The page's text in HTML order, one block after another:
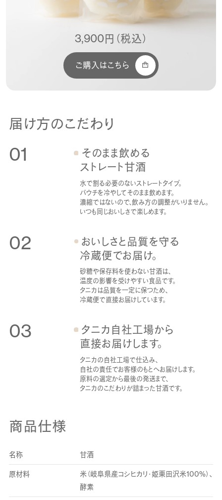
3,900円（税込）
ご購入はこちら
届け方のこだわり
01
そのまま飲める
ストレート甘酒
水で割る必要のないストレートタイプ。
パウチを冷やしてそのまま飲めます。
濃縮ではないので、飲み方の調整がいりません。
いつも同じおいしさで楽しめます。
02 おいしさと品質を守る
冷蔵便でお届け。
砂糖や保存料を使わない甘酒は、
温度の影響を受けやすい食品です。
タニカは品質を一定に保つため、
冷蔵便で直接お届けしています。
03
タニカ自社工場から
直接お届けします。
タニカの自社工場で仕込み、
自社の責任でお客様のもとへお届けします。
原料の選定から最後の発送まで、
タニカのこだわりが詰まった甘酒です。
商品仕様
名称 甘酒
原材料
米（岐阜県産コシヒカリ・姫栗田沢米100%）、
酵素